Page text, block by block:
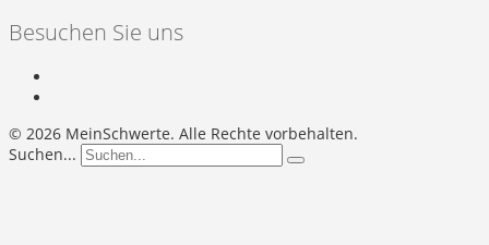
Besuchen Sie uns
© 2026 MeinSchwerte. Alle Rechte vorbehalten.
Suchen...